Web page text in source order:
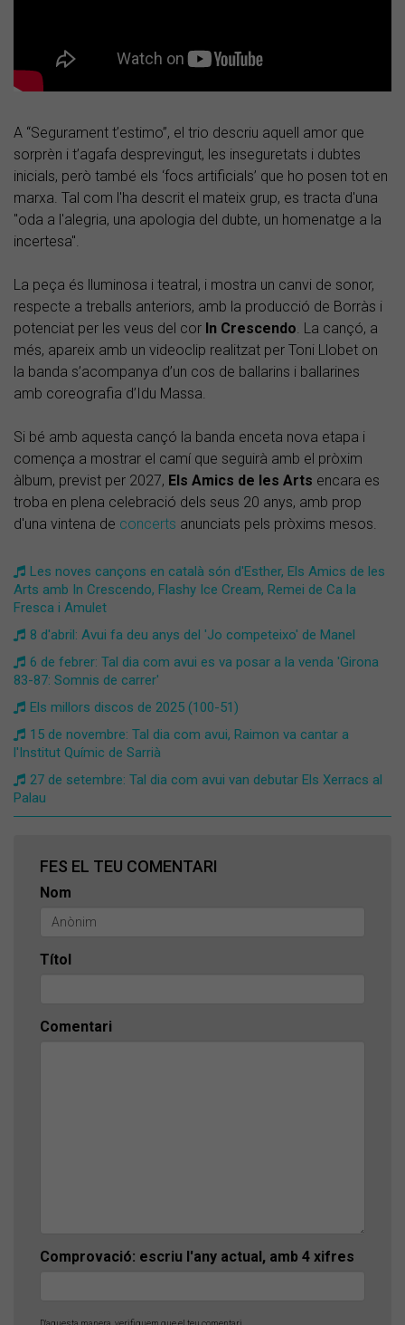
A “Segurament t’estimo”, el trio descriu aquell amor que
sorprèn i t’agafa desprevingut, les inseguretats i dubtes
inicials, però també els ‘focs artificials’ que ho posen tot en
marxa. Tal com l'ha descrit el mateix grup, es tracta d'una
"oda a l'alegria, una apologia del dubte, un homenatge a la
incertesa".
La peça és lluminosa i teatral, i mostra un canvi de sonor,
respecte a treballs anteriors, amb la producció de Borràs i
potenciat per les veus del cor In Crescendo. La cançó, a
més, apareix amb un videoclip realitzat per Toni Llobet on
la banda s’acompanya d’un cos de ballarins i ballarines
amb coreografia d’Idu Massa.
Si bé amb aquesta cançó la banda enceta nova etapa i
comença a mostrar el camí que seguirà amb el pròxim
àlbum, previst per 2027, Els Amics de les Arts encara es
troba en plena celebració dels seus 20 anys, amb prop
d'una vintena de concerts anunciats pels pròxims mesos.
Les noves cançons en català són d'Esther, Els Amics de les
Arts amb In Crescendo, Flashy Ice Cream, Remei de Ca la
Fresca i Amulet
8 d'abril: Avui fa deu anys del 'Jo competeixo' de Manel
6 de febrer: Tal dia com avui es va posar a la venda 'Girona
83-87: Somnis de carrer'
Els millors discos de 2025 (100-51)
15 de novembre: Tal dia com avui, Raimon va cantar a
l'Institut Químic de Sarrià
27 de setembre: Tal dia com avui van debutar Els Xerracs al
Palau
FES EL TEU COMENTARI
Nom
Títol
Comentari
Comprovació: escriu l'any actual, amb 4 xifres